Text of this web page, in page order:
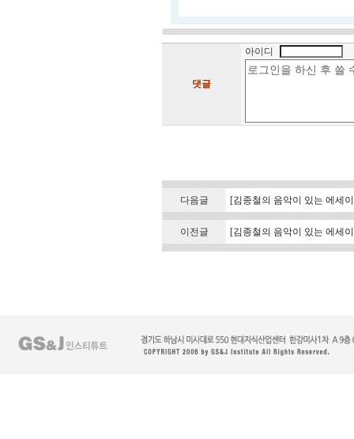
댓글
아이디
다음글 [김종철의 음악이 있는 에세
이전글 [김종철의 음악이 있는 에세